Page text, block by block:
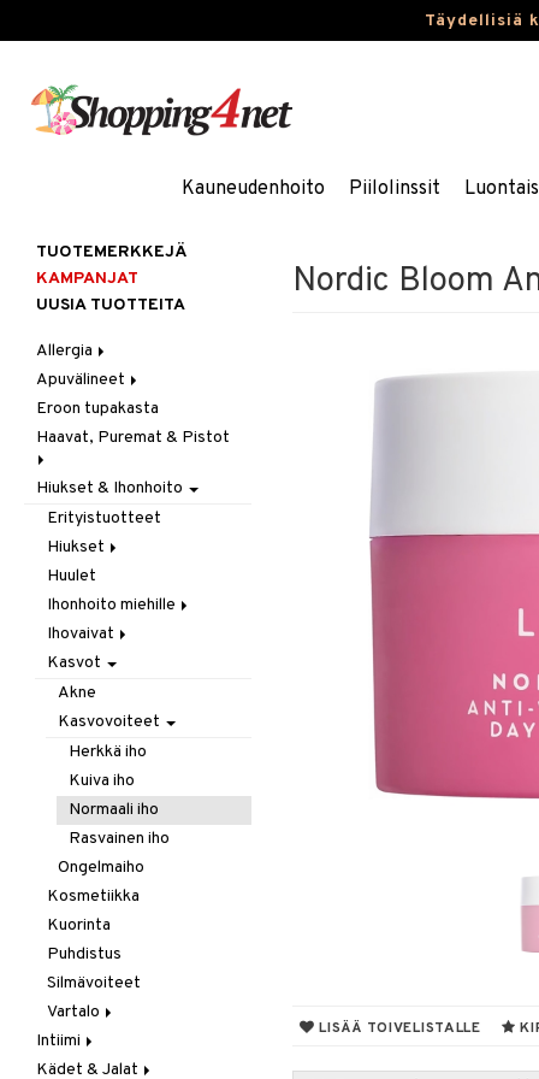
Täydellisiä
Kauneudenhoito Piilolinssit
Nordic Bloom
LISÄÄ TOIVELISTALLE
TUOTEMERKKEJÄ
KAMPANJAT
UUSIA TUOTTEITA
Allergia
Nenäsuihkeet
Silmätipat
Apuvälineet
Hygienia
Kävely & Seisominen
Saa kiinni & Ylety
Eroon tupakasta
Haavat, Puremat & Pistot
Ensiapu
Haavat
Laastarit & Teipit
Puremat / Pistokset
Verenvuoto
Hiukset & Ihonhoito
Erityistuotteet
Hiukset
Hilse
Hiusten oheneminen
Karvojen poisto
Shamppoo & Hoitoaine
Hoitoaine
Shamppoo
Täit
Huulet
Ihonhoito miehille
Parranajo / Sheivaus
Puhdistus
Ihovaivat
Akne
Ekseema
Kuiva iho
Ongelmaiho
Kasvot
Akne
Kasvovoiteet
Herkkä iho
Kuiva iho
Normaali iho
Rasvainen iho
Ongelmaiho
Kosmetiikka
Kuorinta
Puhdistus
Silmävoiteet
Vartalo
Deodorantit
Intiimihygienia
Intiimi
Ehkäisyvälineet
Kädet & Jalat